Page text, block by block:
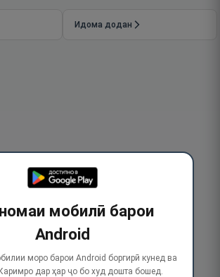
Идома додан
мобилӣ барои
Android
моро барои Android боргирӣ кунед ва
дар ҳар ҷо бо худ дошта бошед.